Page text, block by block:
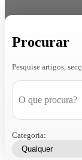
Procurar
Pesquise artigos,
Categoria: